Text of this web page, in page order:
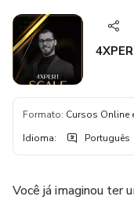
Formato: Cursos Online
Idioma: Português
Você já imaginou ter